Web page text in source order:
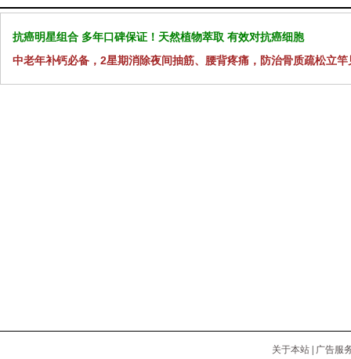
抗癌明星组合 多年口碑保证！天然植物萃取 有效对抗癌细胞
中老年补钙必备，2星期消除夜间抽筋、腰背疼痛，防治骨质疏松立竿
关于本站
广告服